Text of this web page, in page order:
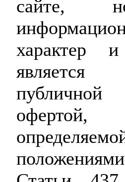
сайте,
характер
является
публичной
офертой,
положениями